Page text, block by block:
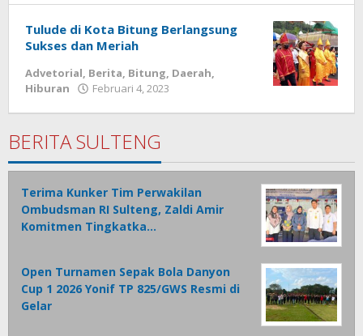
Tulude di Kota Bitung Berlangsung
Sukses dan Meriah
Advetorial, Berita, Bitung, Daerah,
Hiburan
Februari 4, 2023
BERITA SULTENG
Terima Kunker Tim Perwakilan
Ombudsman RI Sulteng, Zaldi Amir
Komitmen Tingkatka…
Open Turnamen Sepak Bola Danyon
Cup 1 2026 Yonif TP 825/GWS Resmi di
Gelar